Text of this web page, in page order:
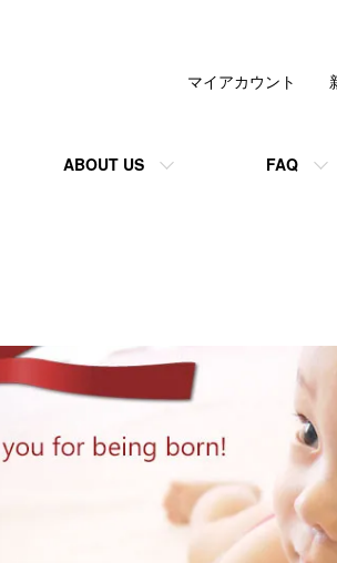
ABOUT US FAQ
マイアカウント